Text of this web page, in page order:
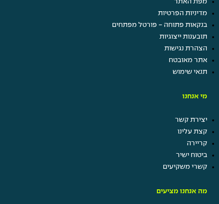
מפת האתר
מדיניות הפרטיות
בנקאות פתוחה - פורטל מפתחים
תובענות ייצוגיות
הצהרת נגישות
אתר מאובטח
תנאי שימוש
מי אנחנו
יצירת קשר
קצת עלינו
קריירה
ביטוח ישיר
קשרי משקיעים
מה אנחנו מציעים